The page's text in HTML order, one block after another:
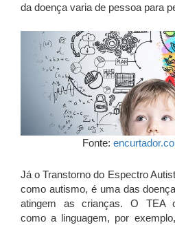
da doença varia de pessoa para
Fonte:
Já o Transtorno do Espectro
como autismo, é uma das
atingem as crianças. O TEA
como a linguagem, por